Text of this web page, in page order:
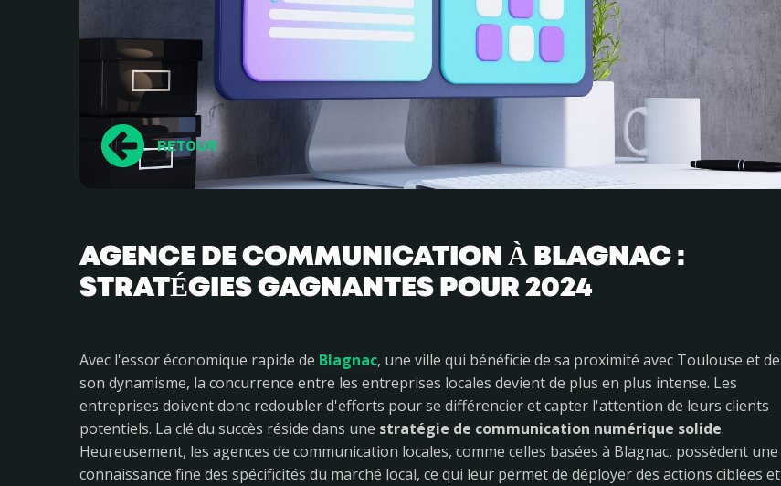
RETOUR
AGENCE DE COMMUNICATION À BLAGNAC :
STRATÉGIES GAGNANTES POUR 2024
Avec l'essor économique rapide de Blagnac, une ville qui bénéficie de sa proximité avec Toulouse et de
son dynamisme, la concurrence entre les entreprises locales devient de plus en plus intense. Les
entreprises doivent donc redoubler d'efforts pour se différencier et capter l'attention de leurs clients
potentiels. La clé du succès réside dans une stratégie de communication numérique solide.
Heureusement, les agences de communication locales, comme celles basées à Blagnac, possèdent une
connaissance fine des spécificités du marché local, ce qui leur permet de déployer des actions ciblées et